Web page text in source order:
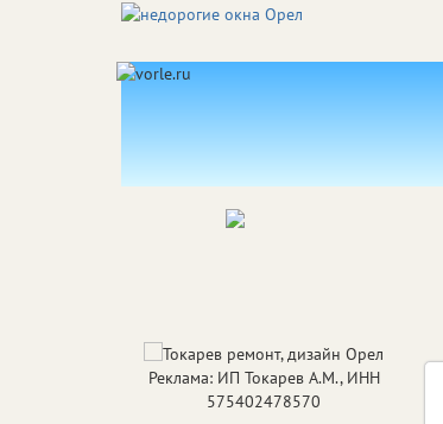
Реклама: ИП Токарев А.М., ИНН
575402478570